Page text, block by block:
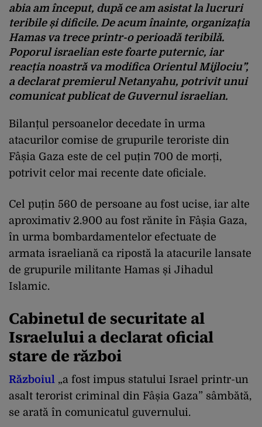
abia am început, după ce am asistat la lucruri
teribile și dificile. De acum înainte, organizația
Hamas va trece printr-o perioadă teribilă.
Poporul israelian este foarte puternic, iar
reacția noastră va modifica Orientul Mijlociu”,
a declarat premierul Netanyahu, potrivit unui
comunicat publicat de Guvernul israelian.
Bilanțul persoanelor decedate în urma
atacurilor comise de grupurile teroriste din
Fâșia Gaza este de cel puțin 700 de morți,
potrivit celor mai recente date oficiale.
Cel puțin 560 de persoane au fost ucise, iar alte
aproximativ 2.900 au fost rănite în Fâșia Gaza,
în urma bombardamentelor efectuate de
armata israeliană ca ripostă la atacurile lansate
de grupurile militante Hamas și Jihadul
Islamic.
Cabinetul de securitate al
Israelului a declarat oficial
stare de război
Războiul „a fost impus statului Israel printr-un
asalt terorist criminal din Fâșia Gaza” sâmbătă,
se arată în comunicatul guvernului.